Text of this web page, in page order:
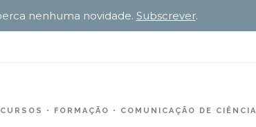
FORMAÇÃO COMUNICAÇÃO DE CIÊNCIA
nenhuma novidade. Subscrever.